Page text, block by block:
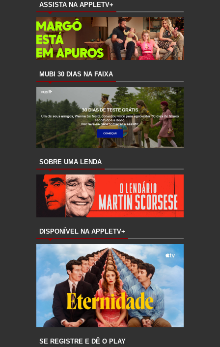
ASSISTA NA APPLETV+
MUBI 30 DIAS NA FAIXA
SOBRE UMA LENDA
DISPONÍVEL NA APPLETV+
SE REGISTRE E DÊ O PLAY